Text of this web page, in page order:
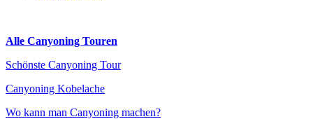
Alle Canyoning Touren
Schönste Canyoning Tour
Canyoning Kobelache
Wo kann man Canyoning machen?